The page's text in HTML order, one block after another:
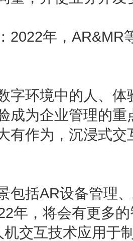
年，AR&MR
环境中的人、体
成为企业管理的
有作为，沉浸式
括AR设备管理、
年，将会有更多
机交互技术应用于